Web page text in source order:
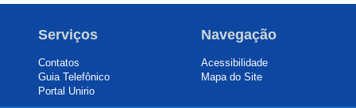
Serviços
Contatos
Guia Telefônico
Portal Unirio
Navegação
Acessibilidade
Mapa do Site